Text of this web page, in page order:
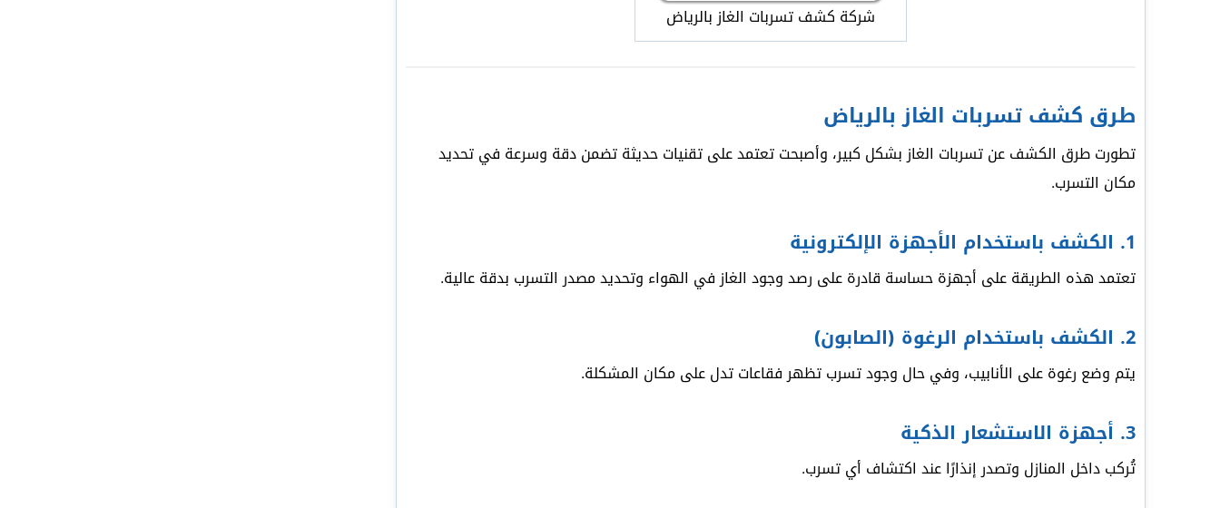
شركة كشف تسربات الغاز بالرياض
طرق كشف تسربات الغاز بالرياض
تطورت طرق الكشف عن تسربات الغاز بشكل كبير، وأصبحت تعتمد على تقنيات حديثة تضمن دقة وسرعة في تحديد
مكان التسرب.
1. الكشف باستخدام الأجهزة الإلكترونية
تعتمد هذه الطريقة على أجهزة حساسة قادرة على رصد وجود الغاز في الهواء وتحديد مصدر التسرب بدقة عالية.
2. الكشف باستخدام الرغوة (الصابون)
يتم وضع رغوة على الأنابيب، وفي حال وجود تسرب تظهر فقاعات تدل على مكان المشكلة.
3. أجهزة الاستشعار الذكية
تُركب داخل المنازل وتصدر إنذارًا عند اكتشاف أي تسرب.